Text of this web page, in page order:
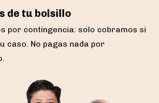
de tu bolsillo
por contingencia: solo cobramos si
caso. No pagas nada por